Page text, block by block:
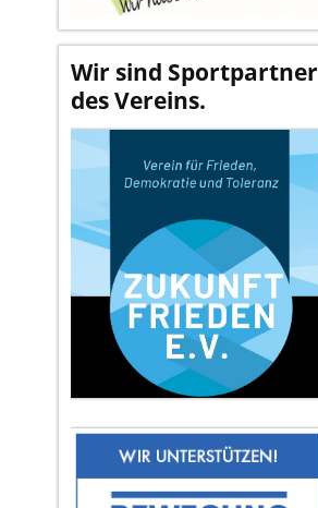
Wir sind Sportpartner
des Vereins.